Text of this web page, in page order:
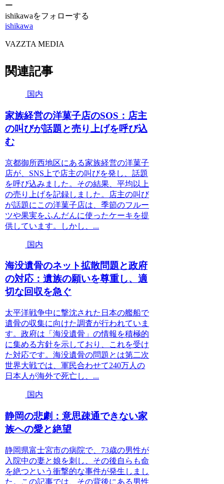
ー
ishikawaをフォローする
ishikawa
VAZZTA MEDIA
関連記事
国内
家族経営の洋菓子店のSOS：店主
の叫びが話題と売り上げを呼び込
む
京都御所西地区にある家族経営の洋菓子
店が、SNS上で店主の叫びを発し、話題
を呼び込みました。その結果、平均以上
の売り上げを記録しました。店主の叫び
が話題にこの洋菓子店は、季節のフルー
ツや果実をふんだんに使ったケーキを提
供しています。しかし、...
国内
海没遺骨のネット拡散問題と政府
の対応：遺族の願いを尊重し、適
切な回収を急ぐ
太平洋戦争中に撃沈された日本の艦船で
遺骨の収集に向けた調査が行われていま
す。政府は「海没遺骨」の情報を積極的
に集める方針を示しており、これを受け
た対応です。海没遺骨の問題とは第二次
世界大戦では、軍民合わせて240万人の
日本人が海外で死亡し、...
国内
静岡の悲劇：意思疎通できない家
族への愛と絶望
静岡県富士宮市の病院で、73歳の男性が
入院中の妻と娘を刺し、その後自らも命
を絶つという衝撃的な事件が発生しまし
た。この記事では、その背後にある男性